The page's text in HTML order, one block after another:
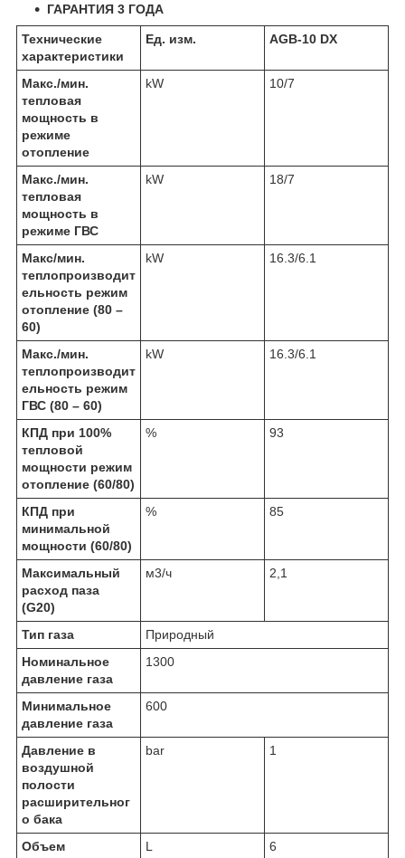
ГАРАНТИЯ 3 ГОДА
Технические
характеристики
Ед. изм. AGB-10 DX
Макс./мин.
тепловая
мощность в
режиме
отопление
kW 10/7
Макс./мин.
тепловая
мощность в
режиме ГВС
kW 18/7
Макс/мин.
теплопроизводит
ельность режим
отопление (80 –
60)
kW 16.3/6.1
Макс./мин.
теплопроизводит
ельность режим
ГВС (80 – 60)
kW 16.3/6.1
КПД при 100%
тепловой
мощности режим
отопление (60/80)
% 93
КПД при
минимальной
мощности (60/80)
% 85
Максимальный
расход паза
(G20)
м3/ч 2,1
Тип газа
Природный
Номинальное
давление газа
1300
Минимальное
давление газа
600
Давление в
воздушной
полости
расширительног
о бака
bar 1
Объем
L 6